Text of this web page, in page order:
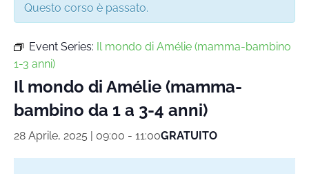
Questo corso è passato.
Event Series: Il mondo di Amélie (mamma-bambino
1-3 anni)
Il mondo di Amélie (mamma-
bambino da 1 a 3-4 anni)
28 Aprile, 2025 | 09:00 - 11:00GRATUITO